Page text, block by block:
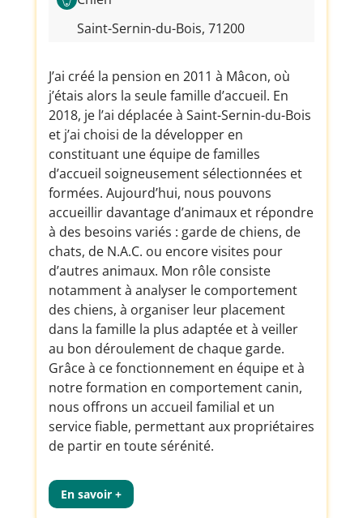
Saint-Sernin-du-Bois, 71200
J’ai créé la pension en 2011 à Mâcon, où
j’étais alors la seule famille d’accueil. En
2018, je l’ai déplacée à Saint-Sernin-du-Bois
et j’ai choisi de la développer en
constituant une équipe de familles
d’accueil soigneusement sélectionnées et
formées. Aujourd’hui, nous pouvons
accueillir davantage d’animaux et répondre
à des besoins variés : garde de chiens, de
chats, de N.A.C. ou encore visites pour
d’autres animaux. Mon rôle consiste
notamment à analyser le comportement
des chiens, à organiser leur placement
dans la famille la plus adaptée et à veiller
au bon déroulement de chaque garde.
Grâce à ce fonctionnement en équipe et à
notre formation en comportement canin,
nous offrons un accueil familial et un
service fiable, permettant aux propriétaires
de partir en toute sérénité.
En savoir +